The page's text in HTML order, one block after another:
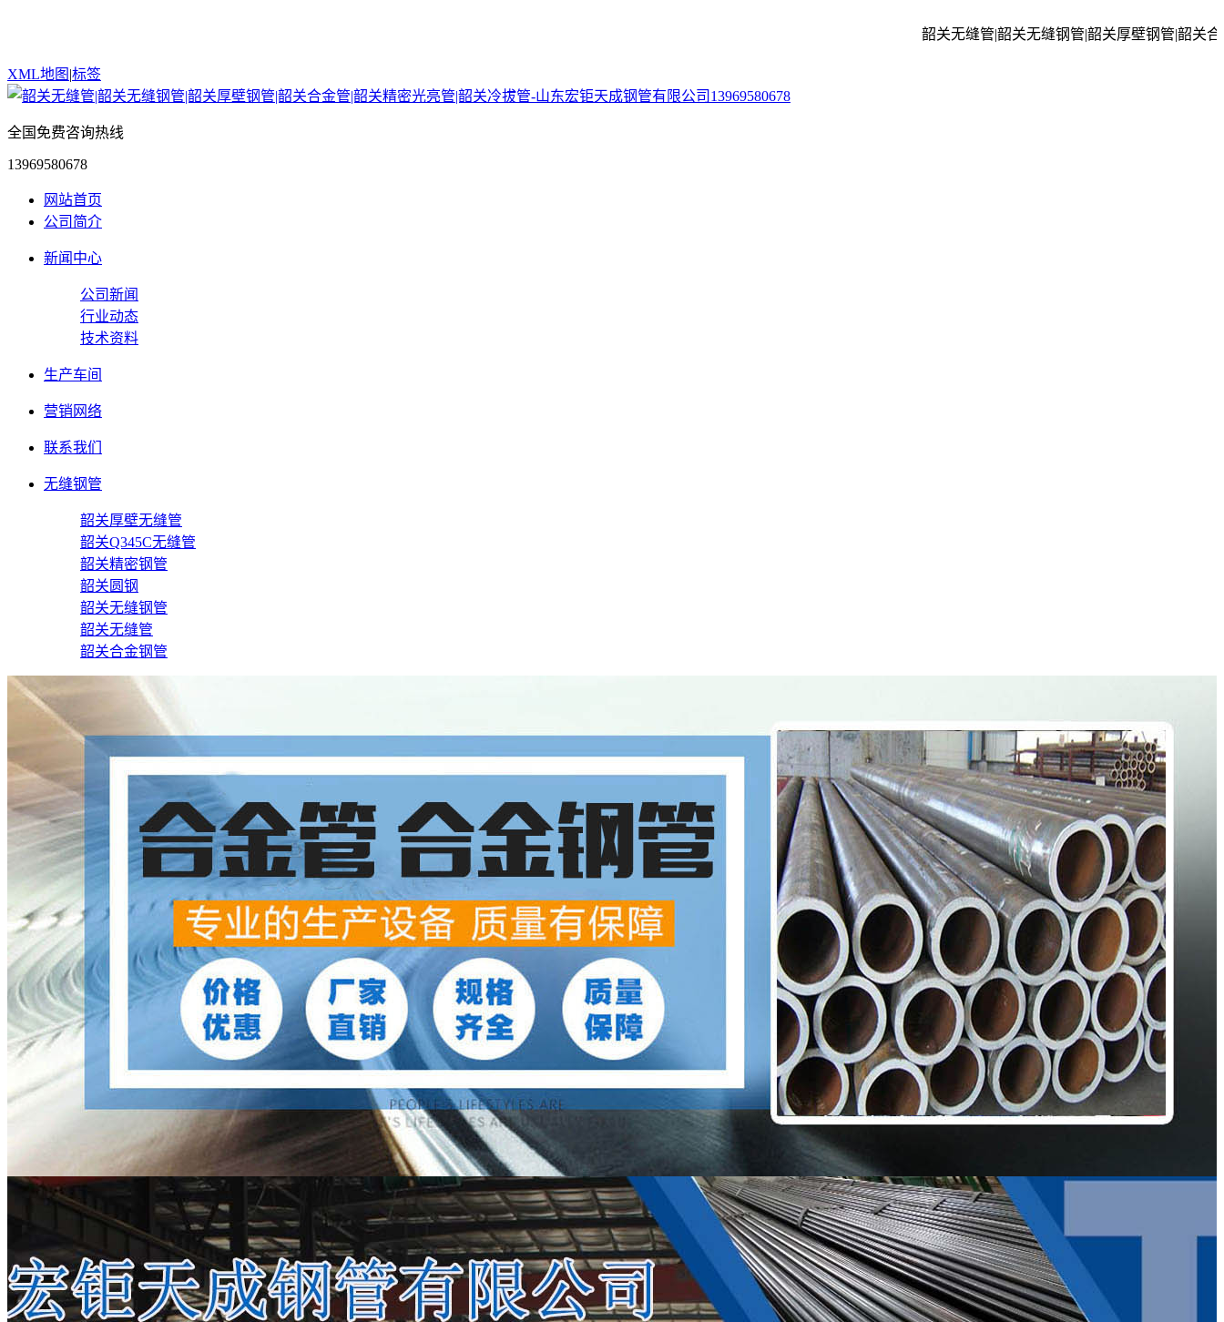
韶关无缝管|韶关无缝钢管|韶关厚壁钢管|韶关合金
XML地图 |标签
全国免费咨询热线
13969580678
网站首页
公司简介
新闻中心
公司新闻
行业动态
技术资料
生产车间
营销网络
联系我们
无缝钢管
韶关厚壁无缝管
韶关Q345C无缝管
韶关精密钢管
韶关圆钢
韶关无缝钢管
韶关无缝管
韶关合金钢管